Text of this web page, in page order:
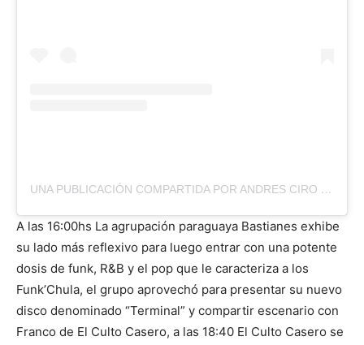
UNA PUBLICACIÓN COMPARTIDA POR ANDRES CIRO MARTINEZ (@CIROYLOSPERSASOFICIAL)
A las 16:00hs La agrupación paraguaya Bastianes exhibe
su lado más reflexivo para luego entrar con una potente
dosis de funk, R&B y el pop que le caracteriza a los
Funk’Chula, el grupo aprovechó para presentar su nuevo
disco denominado “Terminal” y compartir escenario con
Franco de El Culto Casero, a las 18:40 El Culto Casero se